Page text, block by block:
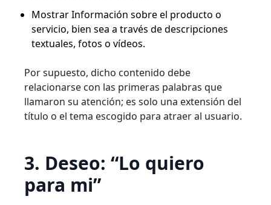
Mostrar Información sobre el producto o
servicio, bien sea a través de descripciones
textuales, fotos o vídeos.
Por supuesto, dicho contenido debe
relacionarse con las primeras palabras que
llamaron su atención; es solo una extensión del
título o el tema escogido para atraer al usuario.
3. Deseo: “Lo quiero
para mi”